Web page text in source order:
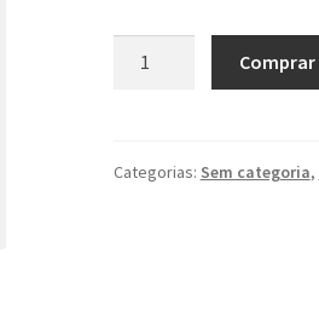
Defletor
Comprar
Categorias: Sem categoria,